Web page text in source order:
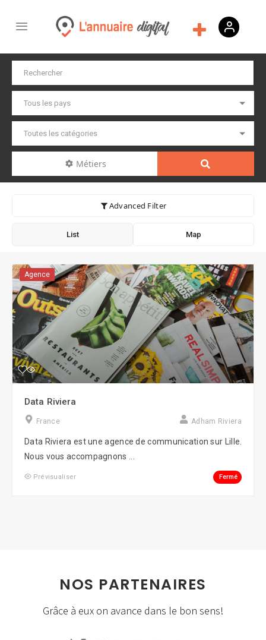
Métiers
Advanced Filter
List Map
Agence
Data Riviera
France Adham Riviera
Data Riviera est une agence de communication sur Lille.
Nous vous accompagnons ...
Prévisualiser Fermé
NOS PARTENAIRES
Grâce à eux on avance dans le bon sens!